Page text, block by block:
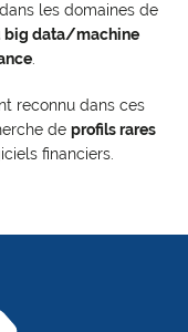
les domaines de
big data/machine
.
reconnu dans ces
de profils rares
financiers.